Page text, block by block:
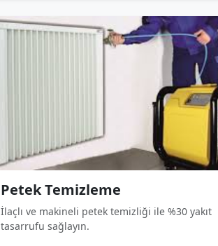
Petek Temizleme
İlaçlı ve makineli petek temizliği ile %30 yakıt
tasarrufu sağlayın.